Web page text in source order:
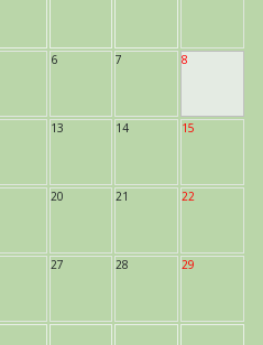
6 7 8
13 14 15
20 21 22
27 28 29